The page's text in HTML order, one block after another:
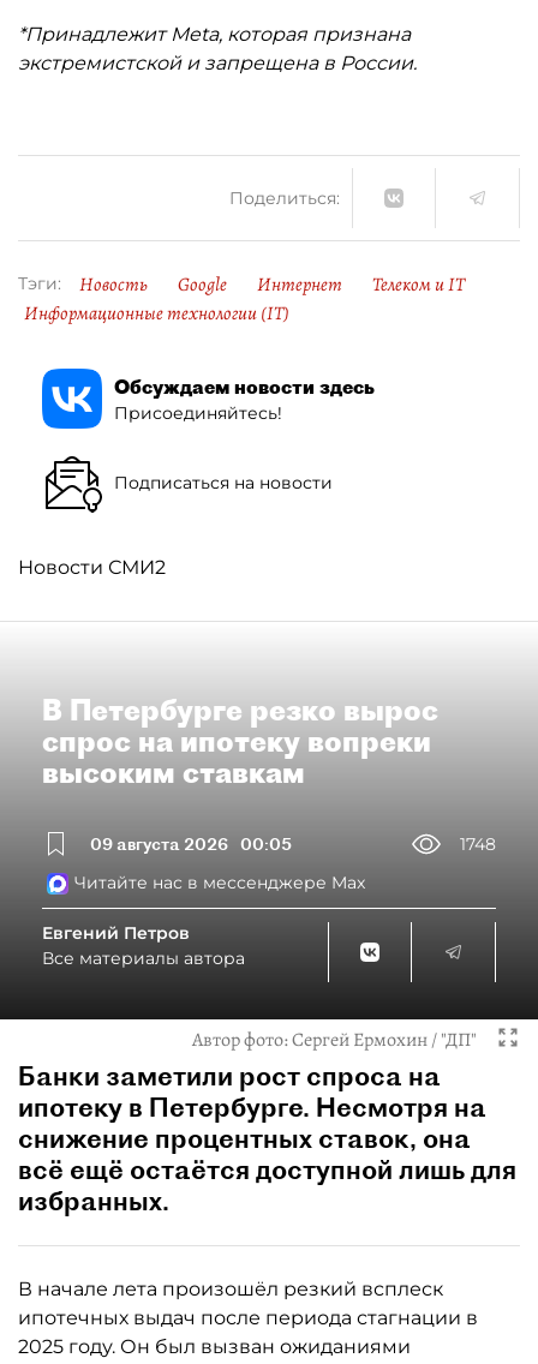
*Принадлежит Meta, которая признана
экстремистской и запрещена в России.
Поделиться:
Тэги: Новость Google Интернет
Телеком и IT
Информационные технологии (IT)
Обсуждаем новости здесь
Присоединяйтесь!
Подписаться на новости
Новости СМИ2
В Петербурге резко вырос
спрос на ипотеку вопреки
высоким ставкам
09 августа 2026 00:05
1748
Читайте нас в мессенджере Max
Евгений Петров
Все материалы автора
Автор фото:Сергей Ермохин / "ДП"
Банки заметили рост спроса на
ипотеку в Петербурге. Несмотря на
снижение процентных ставок, она
всё ещё остаётся доступной лишь для
избранных.
В начале лета произошёл резкий всплеск
ипотечных выдач после периода стагнации в
2025 году. Он был вызван ожиданиями